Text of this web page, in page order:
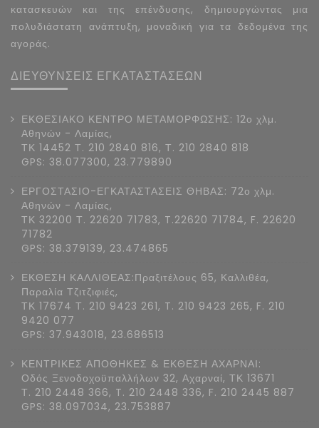
κατασκευών και της επένδυσης, δημιουργώντας μια
πολυδιάστατη ανάπτυξη, μοναδική για τα δεδομένα της
αγοράς.
ΔΙΕΥΘΥΝΣΕΙΣ ΕΓΚΑΤΑΣΤΑΣΕΩΝ
ΕΚΘΕΣΙΑΚΟ ΚΕΝΤΡΟ ΜΕΤΑΜΟΡΦΩΣΗΣ: 12ο χλμ.
Αθηνών - Λαμίας,
ΤΚ 14452 Τ. 210 2840 816, Τ. 210 2840 818
GPS: 38.077300, 23.779890
ΕΡΓΟΣΤΑΣΙΟ-ΕΓΚΑΤΑΣΤΑΣΕΙΣ ΘΗΒΑΣ: 72ο χλμ.
Αθηνών - Λαμίας,
ΤΚ 32200 Τ. 22620 71783, T.22620 71784, F. 22620
71782
GPS: 38.379139, 23.474865
ΕΚΘΕΣΗ ΚΑΛΛΙΘΕΑΣ:Πραξιτέλους 65, Καλλιθέα,
Παραλία Τζιτζιφιές,
ΤΚ 17674 Τ. 210 9423 261, T. 210 9423 265, F. 210
9420 077
GPS: 37.943018, 23.686513
ΚΕΝΤΡΙΚΕΣ ΑΠΟΘΗΚΕΣ & ΕΚΘΕΣΗ ΑΧΑΡΝΑΙ:
Οδός Ξενοδοχοϋπαλλήλων 32, Αχαρναί, ΤΚ 13671
Τ. 210 2448 366, T. 210 2448 336, F. 210 2445 887
GPS: 38.097034, 23.753887